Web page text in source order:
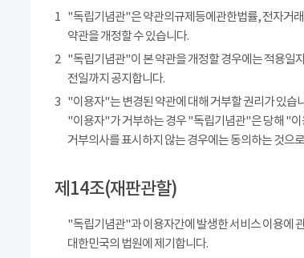
1 "독립기념관"은 약관의규제등에관한법률, 전자거
약관을 개정할 수 있습니다.
2 "독립기념관"이 본 약관을 개정할 경우에는 적용일
전일까지 공지합니다.
3 "이용자"는 변경된 약관에 대해 거부할 권리가 있습
"이용자"가 거부하는 경우 "독립기념관"은 당해 "이
거부의사를 표시하지 않는 경우에는 동의하는 것으
제14조(재판관할)
"독립기념관"과 이용자간에 발생한 서비스 이용에
대한민국의 법원에 제기합니다.